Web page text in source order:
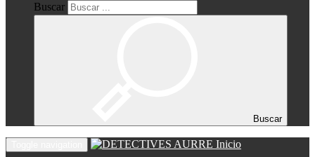
Buscar
Buscar
Inicio